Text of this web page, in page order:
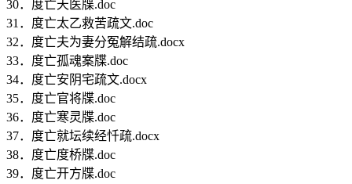
30．度亡天医牒.doc
31．度亡太乙救苦疏文.doc
32．度亡夫为妻分冤解结疏.docx
33．度亡孤魂案牒.doc
34．度亡安阴宅疏文.docx
35．度亡官将牒.doc
36．度亡寒灵牒.doc
37．度亡就坛续经忏疏.docx
38．度亡度桥牒.doc
39．度亡开方牒.doc